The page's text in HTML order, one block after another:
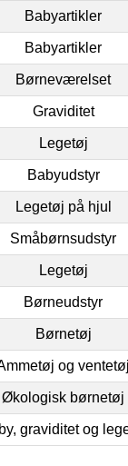
Babyartikler
Babyartikler
Børneværelset
Graviditet
Legetøj
Babyudstyr
Legetøj på hjul
Småbørnsudstyr
Legetøj
Børneudstyr
Børnetøj
og ventetøj
Økologisk børnetøj
graviditet og